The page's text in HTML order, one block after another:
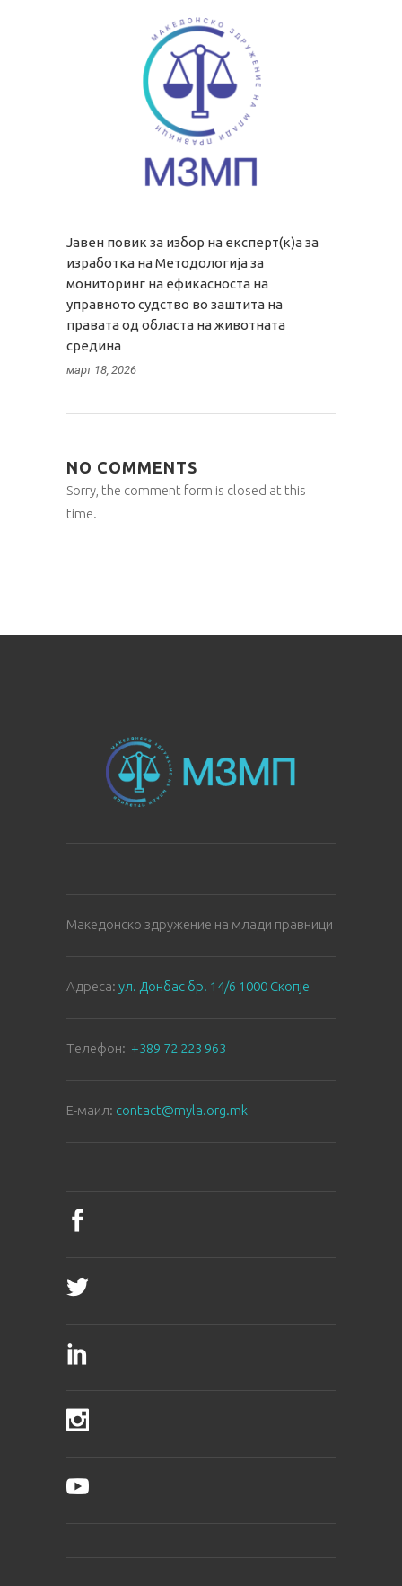
Јавен повик за избор на експерт(к)а за
изработка на Методологија за
мониторинг на ефикасноста на
управното судство во заштита на
правата од областа на животната
средина
март 18, 2026
NO COMMENTS
Sorry, the comment form is closed at this
time.
Македонско здружение на млади правници
Aдреса: ул. Донбас бр. 14/6 1000 Скопје
Tелефон: +389 72 223 963
E-маил: contact@myla.org.mk